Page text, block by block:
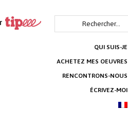
Rechercher :
QUI SUIS-JE
ACHETEZ MES OEUVRES
RENCONTRONS-NOUS
ÉCRIVEZ-MOI